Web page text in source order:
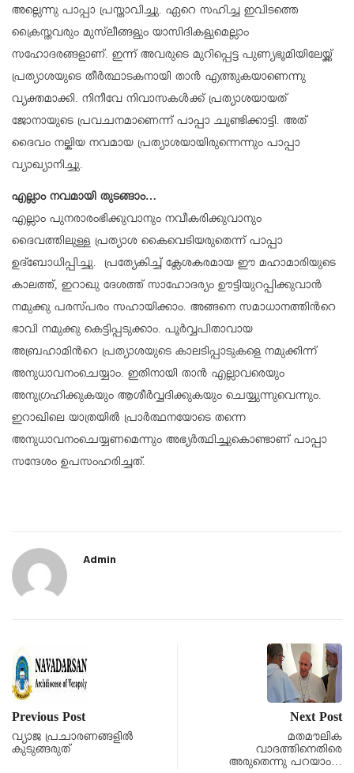
അല്ലെന്നു പാപ്പാ പ്രസ്താവിച്ചു. ഏറെ സഹിച്ച ഇവിടത്തെ
ക്രൈസ്തവരും മുസ്‌ലീങ്ങളും യാസിദികളുമെല്ലാം
സഹോദരങ്ങളാണ്. ഇന്ന് അവരുടെ മുറിപ്പെട്ട പുണ്യഭൂമിയിലേയ്ക്ക്
പ്രത്യാശയുടെ തീർത്ഥാടകനായി താൻ എത്തുകയാണെന്നു
വ്യക്തമാക്കി. നിനീവേ നിവാസകൾക്ക് പ്രത്യാശയായത്
ജോനായുടെ പ്രവചനമാണെന്ന് പാപ്പാ ചൂണ്ടിക്കാട്ടി. അത്
ദൈവം നല്കിയ നവമായ പ്രത്യാശയായിരുന്നെന്നും പാപ്പാ
വ്യാഖ്യാനിച്ചു.
എല്ലാം നവമായി തുടങ്ങാം…
എല്ലാം പുനരാരംഭിക്കുവാനും നവീകരിക്കുവാനും
ദൈവത്തിലുള്ള പ്രത്യാശ കൈവെടിയരുതെന്ന് പാപ്പാ
ഉദ്ബോധിപ്പിച്ചു. പ്രത്യേകിച്ച് ക്ലേശകരമായ ഈ മഹാമാരിയുടെ
കാലത്ത്, ഇറാഖു ദേശത്ത് സാഹോദര്യം ഊട്ടിയുറപ്പിക്കുവാൻ
നമുക്കു പരസ്പരം സഹായിക്കാം. അങ്ങനെ സമാധാനത്തിന്‍റെ
ഭാവി നമുക്കു കെട്ടിപ്പടുക്കാം. പൂർവ്വപിതാവായ
അബ്രഹാമിന്‍റെ പ്രത്യാശയുടെ കാലടിപ്പാടുകളെ നമുക്കിന്ന്
അനുധാവനംചെയ്യാം. ഇതിനായി താൻ എല്ലാവരെയും
അനുഗ്രഹിക്കുകയും ആശീർവ്വദിക്കുകയും ചെയ്യുന്നുവെന്നും.
ഇറാഖിലെ യാത്രയിൽ പ്രാർത്ഥനയോടെ തന്നെ
അനുധാവനംചെയ്യണമെന്നും അഭ്യർത്ഥിച്ചുകൊണ്ടാണ് പാപ്പാ
സന്ദേശം ഉപസംഹരിച്ചത്.
Admin
Previous Post
വ്യാജ പ്രചാരണങ്ങളിൽ
കുടുങ്ങരുത്
Next Post
മതമൗലിക
വാദത്തിനെതിരെ
അരുതെന്നു പറയാം…